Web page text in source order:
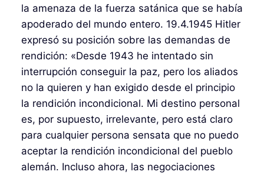
la amenaza de la fuerza satánica que se había
apoderado del mundo entero. 19.4.1945 Hitler
expresó su posición sobre las demandas de
rendición: «Desde 1943 he intentado sin
interrupción conseguir la paz, pero los aliados
no la quieren y han exigido desde el principio
la rendición incondicional. Mi destino personal
es, por supuesto, irrelevante, pero está claro
para cualquier persona sensata que no puedo
aceptar la rendición incondicional del pueblo
alemán. Incluso ahora, las negociaciones